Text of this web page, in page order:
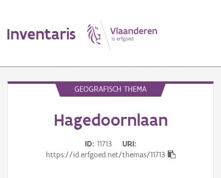
Inventaris
GEOGRAFISCH THEMA
Hagedoornlaan
ID 11713
URI
https://id.erfgoed.net/themas/11713